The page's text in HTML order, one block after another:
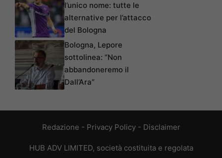
l’unico nome: tutte le
alternative per l’attacco
del Bologna
Bologna, Lepore
sottolinea: “Non
abbandoneremo il
Dall’Ara”
Redazione - Privacy Policy- Disclaimer
HUB ADV LIMITED, società costituita e regolata